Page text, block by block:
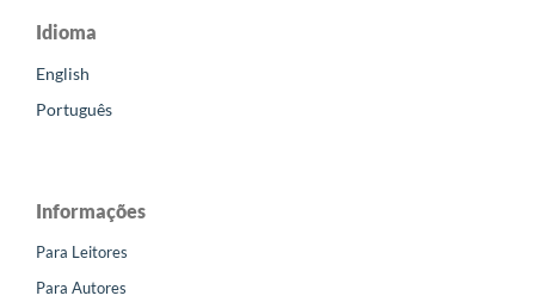
Idioma
English
Português
Informações
Para Leitores
Para Autores